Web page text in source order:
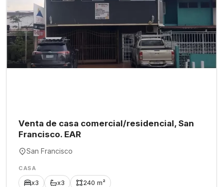
Venta de casa comercial/residencial, San
Francisco. EAR
San Francisco
CASA
x3 x3 240 m²